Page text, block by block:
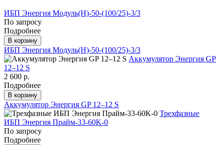
ИБП Энергия Модуль(H)-50-(100/25)-3/3
По запросу
Подробнее
В корзину
ИБП Энергия Модуль(H)-50-(100/25)-3/3
Аккумулятор Энергия GP
12–12 S
2 600 р.
Подробнее
В корзину
Аккумулятор Энергия GP 12–12 S
Трехфазные
ИБП Энергия Прайм-33-60K-0
По запросу
Подробнее